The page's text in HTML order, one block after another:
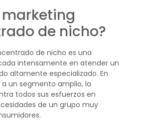
marketing
de nicho?
de nicho es una
intensamente en atender un
altamente especializado. En
a un segmento amplio, la
todos sus esfuerzos en
de un grupo muy